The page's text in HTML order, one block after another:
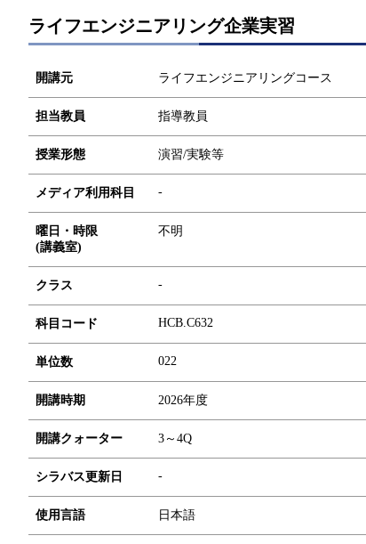
ライフエンジニアリング企業実習
開講元 ライフエンジニアリングコース
担当教員 指導教員
授業形態 演習/実験等
メディア利用科目 -
曜日・時限
(講義室)
不明
クラス -
科目コード HCB.C632
単位数 022
開講時期 2026年度
開講クォーター 3～4Q
シラバス更新日 -
使用言語 日本語